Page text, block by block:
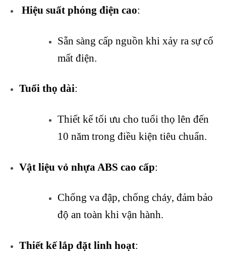
Hiệu suất phóng điện cao:
Sẵn sàng cấp nguồn khi xảy ra sự cố
mất điện.
Tuổi thọ dài:
Thiết kế tối ưu cho tuổi thọ lên đến
10 năm trong điều kiện tiêu chuẩn.
Vật liệu vỏ nhựa ABS cao cấp:
Chống va đập, chống cháy, đảm bảo
độ an toàn khi vận hành.
Thiết kế lắp đặt linh hoạt: